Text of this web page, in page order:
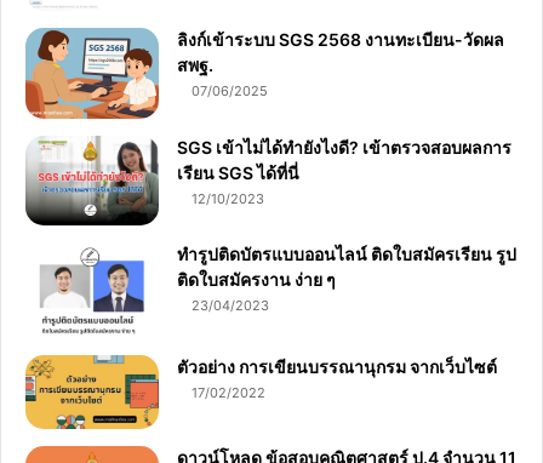
ลิงก์เข้าระบบ SGS 2568 งานทะเบียน-วัดผล
สพฐ.
07/06/2025
SGS เข้าไม่ได้ทำยังไงดี? เข้าตรวจสอบผลการ
เรียน SGS ได้ที่นี่
12/10/2023
ทำรูปติดบัตรแบบออนไลน์ ติดใบสมัครเรียน รูป
ติดใบสมัครงาน ง่าย ๆ
23/04/2023
ตัวอย่าง การเขียนบรรณานุกรม จากเว็บไซต์
17/02/2022
ดาวน์โหลด ข้อสอบคณิตศาสตร์ ป.4 จำนวน 11